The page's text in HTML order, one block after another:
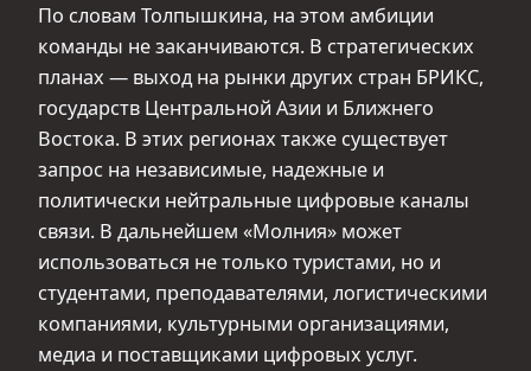
По словам Толпышкина, на этом амбиции
команды не заканчиваются. В стратегических
планах — выход на рынки других стран БРИКС,
государств Центральной Азии и Ближнего
Востока. В этих регионах также существует
запрос на независимые, надежные и
политически нейтральные цифровые каналы
связи. В дальнейшем «Молния» может
использоваться не только туристами, но и
студентами, преподавателями, логистическими
компаниями, культурными организациями,
медиа и поставщиками цифровых услуг.